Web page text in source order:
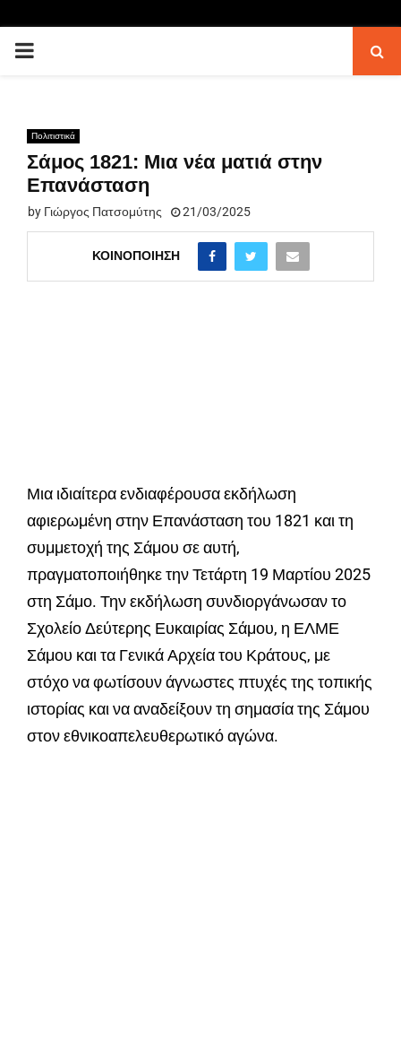
PRIMARY
Πολιτιστικά
Σάμος 1821: Μια νέα ματιά στην
Επανάσταση
by Γιώργος Πατσομύτης 21/03/2025
ΚΟΙΝΟΠΟΊΗΣΗ
Μια ιδιαίτερα ενδιαφέρουσα εκδήλωση
αφιερωμένη στην Επανάσταση του 1821 και τη
συμμετοχή της Σάμου σε αυτή,
πραγματοποιήθηκε την Τετάρτη 19 Μαρτίου 2025
στη Σάμο. Την εκδήλωση συνδιοργάνωσαν το
Σχολείο Δεύτερης Ευκαιρίας Σάμου, η ΕΛΜΕ
Σάμου και τα Γενικά Αρχεία του Κράτους, με
στόχο να φωτίσουν άγνωστες πτυχές της τοπικής
ιστορίας και να αναδείξουν τη σημασία της Σάμου
στον εθνικοαπελευθερωτικό αγώνα.